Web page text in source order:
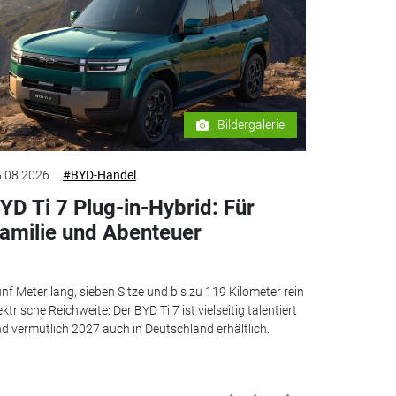
Bildergalerie
#BYD-Handel
Ti 7 Plug-in-Hybrid: Für
und Abenteuer
Meter lang, sieben Sitze und bis zu 119 Kilometer rein
Reichweite: Der BYD Ti 7 ist vielseitig talentiert
vermutlich 2027 auch in Deutschland erhältlich.